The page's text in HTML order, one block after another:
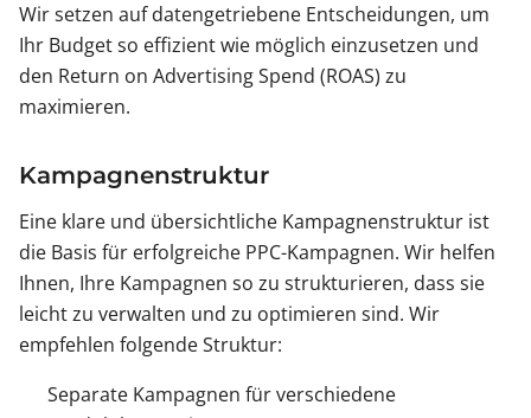
Wir setzen auf datengetriebene Entscheidungen, um
Ihr Budget so effizient wie möglich einzusetzen und
den Return on Advertising Spend (ROAS) zu
maximieren.
Kampagnenstruktur
Eine klare und übersichtliche Kampagnenstruktur ist
die Basis für erfolgreiche PPC-Kampagnen. Wir helfen
Ihnen, Ihre Kampagnen so zu strukturieren, dass sie
leicht zu verwalten und zu optimieren sind. Wir
empfehlen folgende Struktur:
Separate Kampagnen für verschiedene